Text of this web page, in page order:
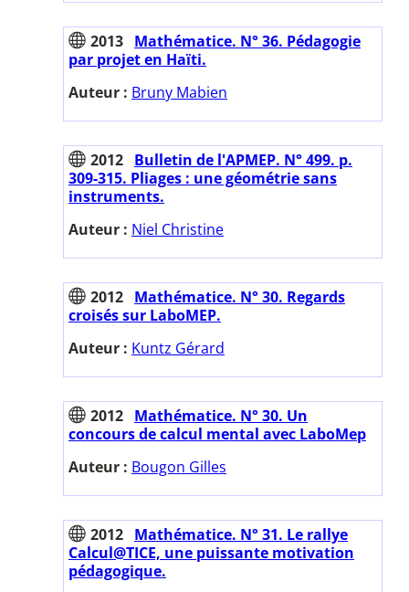
2013 Mathématice. N° 36. Pédagogie
par projet en Haïti.
Auteur : Bruny Mabien
2012 Bulletin de l'APMEP. N° 499. p.
309-315. Pliages : une géométrie sans
instruments.
Auteur : Niel Christine
2012 Mathématice. N° 30. Regards
croisés sur LaboMEP.
Auteur : Kuntz Gérard
2012 Mathématice. N° 30. Un
concours de calcul mental avec LaboMep
Auteur : Bougon Gilles
2012 Mathématice. N° 31. Le rallye
Calcul@TICE, une puissante motivation
pédagogique.